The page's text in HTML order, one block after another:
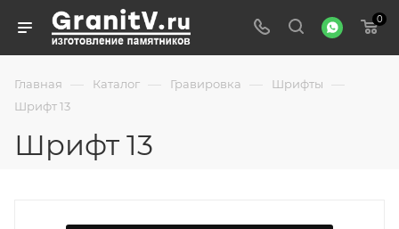
0
Главная — Каталог — Гравировка — Шрифты —
Шрифт 13
Шрифт 13